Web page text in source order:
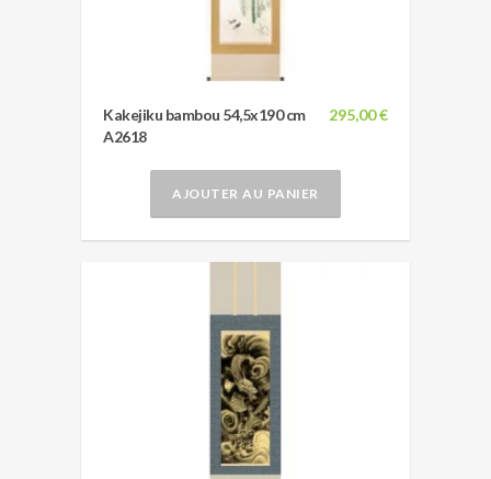
295,00 €
Kakejiku bambou 54,5x190 cm
A2618
AJOUTER AU PANIER